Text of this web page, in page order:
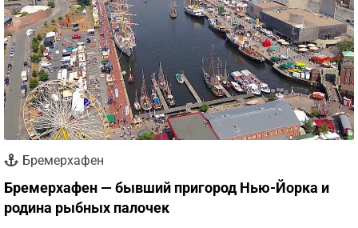
Бремерхафен
Бремерхафен — бывший пригород Нью-Йорка и
родина рыбных палочек